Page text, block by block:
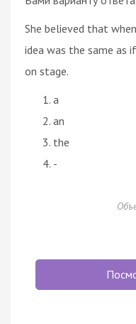
She believed that
idea was the same as
on stage.
a
an
the
-